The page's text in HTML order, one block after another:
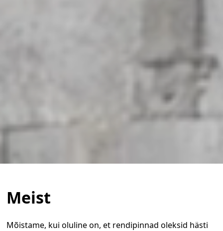
Meist
Mõistame, kui oluline on, et rendipinnad oleksid hästi